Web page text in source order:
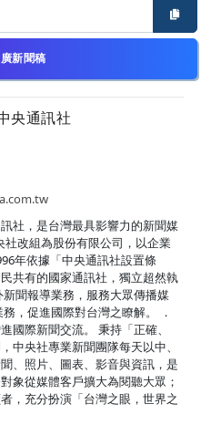
新聞稿
央通訊社
社，是台灣最具影響力的新聞媒
改組為股份有限公司，以企業
年依據「中央通訊社設置條
共有的國家通訊社，獨立超然執
聞報導業務，服務大眾傳播媒
，促進國際對台灣之瞭解。 ．
國際新聞交流。 秉持「正確、
中央社專業新聞團隊每天以中、
、照片、圖表、影音與資訊，是
象從媒體客戶擴大為閱聽大眾；
，充分扮演「台灣之眼，世界之